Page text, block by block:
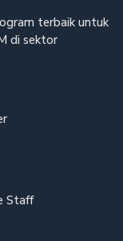
terbaik untuk
di sektor
Staff